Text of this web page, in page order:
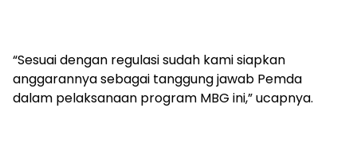
“Sesuai dengan regulasi sudah kami siapkan
anggarannya sebagai tanggung jawab Pemda
dalam pelaksanaan program MBG ini,” ucapnya.